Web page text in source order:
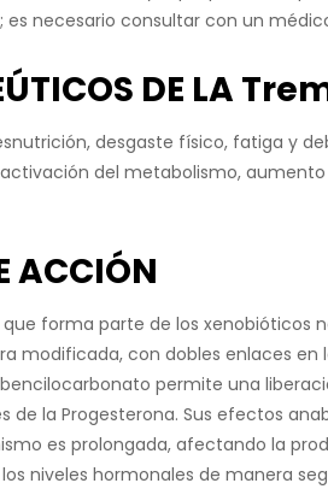
necesario consultar con un
DE
desgaste físico, fatiga y
del metabolismo,
ACCIÓN
forma parte de los xenobióticos
modificada, con dobles enlaces
permite una
de la Progesterona. Sus efectos
es prolongada, afectando la
niveles hormonales de manera